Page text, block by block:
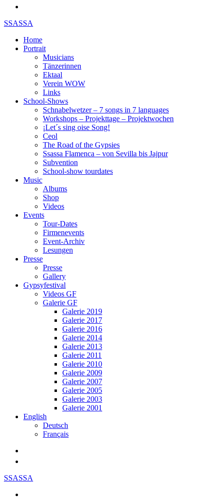
SSASSA
Home
Portrait
Musicians
Tänzerinnen
Ektaal
Verein WOW
Links
School-Shows
Schnabelwetzer – 7 songs in 7 languages
Workshops – Projekttage – Projektwochen
¡Let´s sing oise Song!
Ceol
The Road of the Gypsies
Ssassa Flamenca – von Sevilla bis Jajpur
Subvention
School-show tourdates
Music
Albums
Shop
Videos
Events
Tour-Dates
Firmenevents
Event-Archiv
Lesungen
Presse
Presse
Gallery
Gypsyfestival
Videos GF
Galerie GF
Galerie 2019
Galerie 2017
Galerie 2016
Galerie 2014
Galerie 2013
Galerie 2011
Galerie 2010
Galerie 2009
Galerie 2007
Galerie 2005
Galerie 2003
Galerie 2001
English
Deutsch
Français
SSASSA